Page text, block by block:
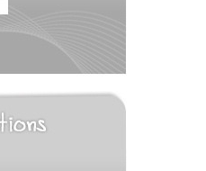
voir tous les partenaires